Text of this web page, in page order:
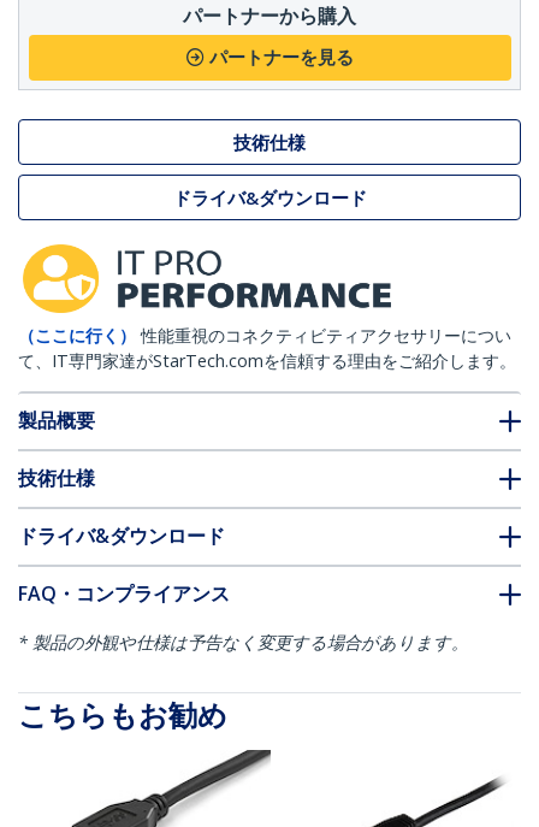
パートナーから購入
パートナーを見る
技術仕様
ドライバ&ダウンロード
（ここに行く）
性能重視のコネクティビティアクセサリーについ
て、IT専門家達がStarTech.comを信頼する理由をご紹介します。
製品概要
技術仕様
ドライバ&ダウンロード
FAQ・コンプライアンス
* 製品の外観や仕様は予告なく変更する場合があります。
こちらもお勧め